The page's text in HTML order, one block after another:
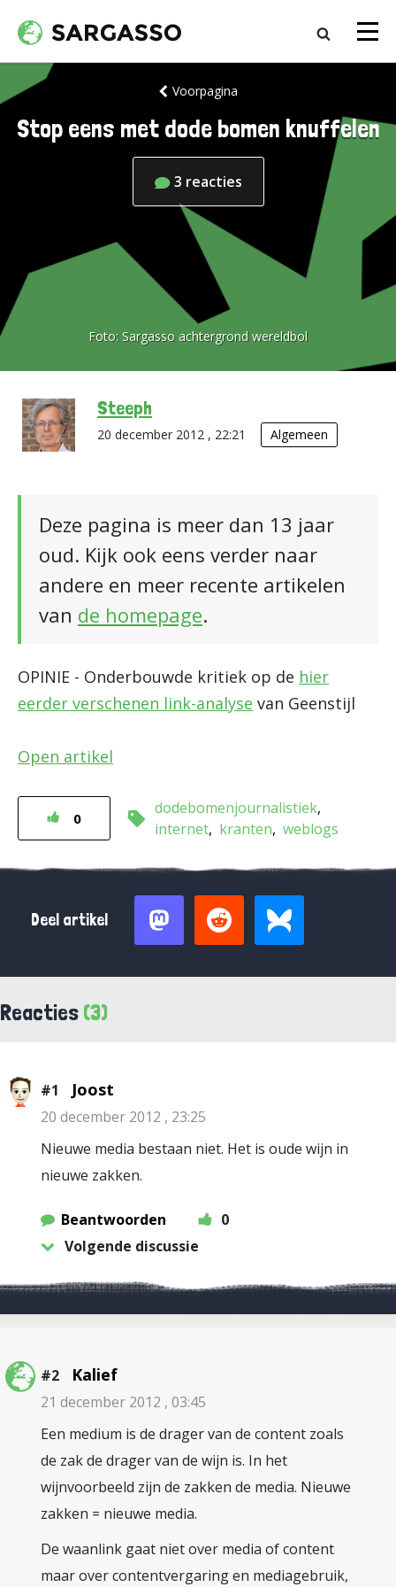
Voorpagina
Stop eens met dode bomen knuffelen
3 reacties
Foto: Sargasso achtergrond wereldbol
Steeph
20 december 2012 , 22:21 Algemeen
Deze pagina is meer dan 13 jaar
oud. Kijk ook eens verder naar
andere en meer recente artikelen
van de homepage.
OPINIE - Onderbouwde kritiek op de hier
eerder verschenen link-analyse van Geenstijl
Open artikel
0
dodebomenjournalistiek
internet kranten weblogs
Deel artikel
Reacties (3)
#1 Joost
20 december 2012 , 23:25
Nieuwe media bestaan niet. Het is oude wijn in
nieuwe zakken.
Beantwoorden
0
Volgende discussie
#2 Kalief
21 december 2012 , 03:45
Een medium is de drager van de content zoals
de zak de drager van de wijn is. In het
wijnvoorbeeld zijn de zakken de media. Nieuwe
zakken = nieuwe media.
De waanlink gaat niet over media of content
maar over contentvergaring en mediagebruik,